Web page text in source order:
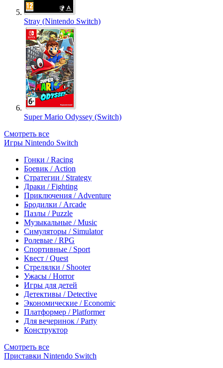
Stray (Nintendo Switch)
Super Mario Odyssey (Switch)
Смотреть все
Игры Nintendo Switch
Гонки / Racing
Боевик / Action
Стратегии / Strategy
Драки / Fighting
Приключения / Adventure
Бродилки / Arcade
Пазлы / Puzzle
Музыкальные / Music
Симуляторы / Simulator
Ролевые / RPG
Спортивные / Sport
Квест / Quest
Стрелялки / Shooter
Ужасы / Horror
Игры для детей
Детективы / Detective
Экономические / Economic
Платформер / Platformer
Для вечеринок / Party
Конструктор
Смотреть все
Приставки Nintendo Switch